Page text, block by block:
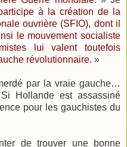
à la création de la
ouvrière (SFIO), dont il
le mouvement socialiste
lui valent toutefois
révolutionnaire. »
par la vraie gauche…
Hollande est assassiné
pour les gauchistes du
de trouver une bonne